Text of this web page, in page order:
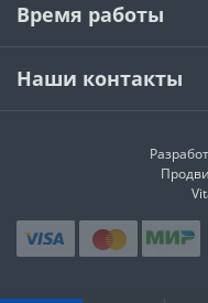
Время работы
Наши контакты